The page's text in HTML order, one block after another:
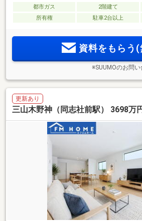
都市ガス 2階建て
所有権
駐車2台以上
資料をもらう(
※SUUMOのお問
更新あり
三山木野神（同志社前駅） 3698万